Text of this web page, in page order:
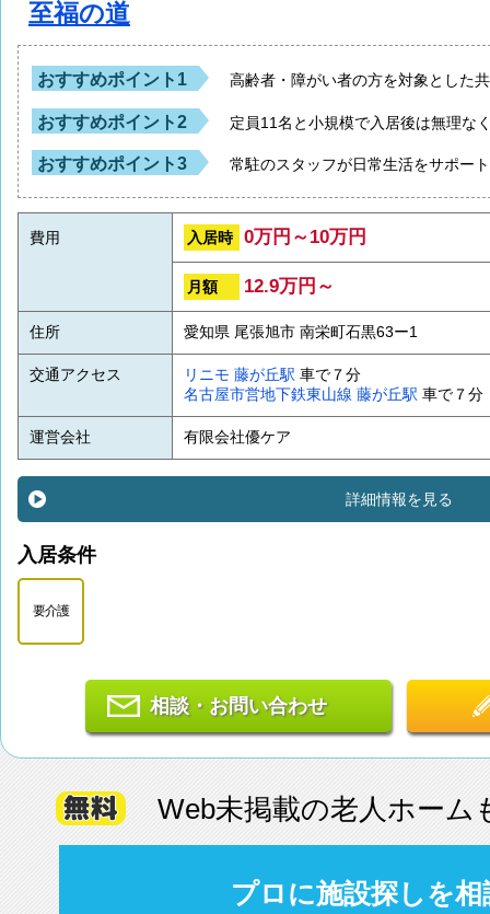
至福の道
おすすめポイント1 高齢者・障がい者の方を対象とした
おすすめポイント2 定員11名と小規模で入居後は無理な
おすすめポイント3 常駐のスタッフが日常生活をサポー
費用 入居時 0万円～10万円
月額 12.9万円～
住所 愛知県 尾張旭市 南栄町石黒63ー1
交通アクセス リニモ 藤が丘駅 車で７分
名古屋市営地下鉄東山線 藤が丘駅 車で７分
運営会社 有限会社優ケア
詳細情報を見る
入居条件
要介護
相談・お問い合わせ
Web未掲載の老人ホーム
プロに施設探しを